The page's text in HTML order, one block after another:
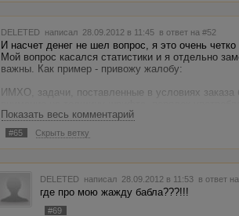
DELETED написал 28.09.2012 в 11:45 в ответ на #52
И насчет денег не шел вопрос, я это очень
Мой вопрос касался статистики и я отдельно
важны. Как пример - привожу жалобу:
ИМХО, задачи, поставленные в условиях
Если я не прав - готов выслушать любую
ПРОСТО ВОЗМУТИТЕЛЬНО!!! Я НЕ ПРОСТО
ОСНОВНЫЕ ЗАДАЧИ, ПОСТАВЛЕННЫЕ ПЕРЕД
мне главное, чтобы все было честно!!! Кстати,
НЕ ПРОШУ НАКАЗАТЬ, НО ПРОШУ ПРИНЯТЬ
СТАТИСТИКУ. Искренне Ваш, mvd1.
Если администраторы посчитают нужным
к сведению - прошу заранее предупредить.
Показать весь комментарий
#65 Скрыть ветку
DELETED написал 28.09.2012 в 11:53 в ответ
где про мою жажду бабла???!!!
#69